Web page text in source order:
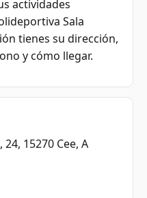
actividades
Sala
tienes su dirección,
y cómo llegar.
24, 15270 Cee, A